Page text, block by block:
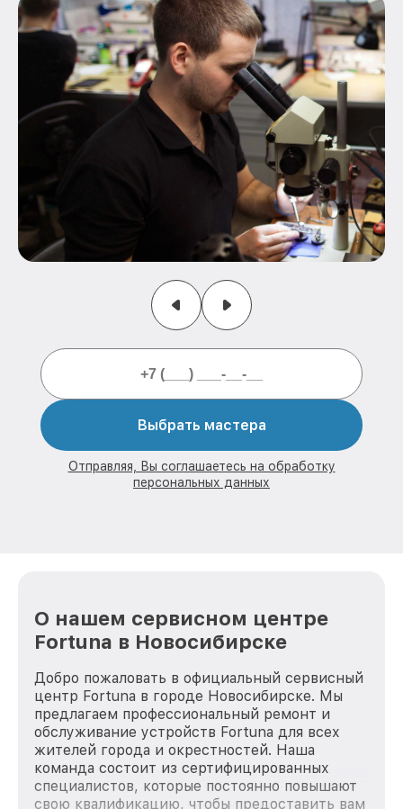
Выбрать мастера
Отправляя, Вы соглашаетесь на обработку
персональных данных
О нашем сервисном центре
Fortuna в Новосибирске
Добро пожаловать в официальный сервисный
центр Fortuna в городе Новосибирске. Мы
предлагаем профессиональный ремонт и
обслуживание устройств Fortuna для всех
жителей города и окрестностей. Наша
команда состоит из сертифицированных
специалистов, которые постоянно повышают
свою квалификацию, чтобы предоставить вам